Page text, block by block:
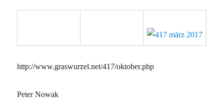
http://www.graswurzel.net/417/oktober.php
Peter Nowak